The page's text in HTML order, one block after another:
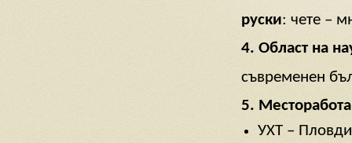
руски: чете –
4. Област на
съвременен
5.
УХТ –